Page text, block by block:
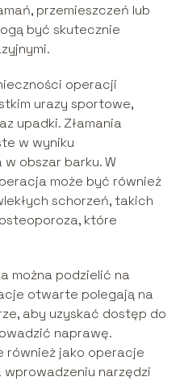
przemieszczeń lub
być skutecznie
operacji
urazy sportowe,
upadki. Złamania
w wyniku
obszar barku. W
może być również
schorzeń, takich
które
można podzielić na
otwarte polegają na
aby uzyskać dostęp do
naprawę.
również jako operacje
narzędzi